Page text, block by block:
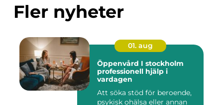
Fler nyheter
01. aug
Öppenvård I stockholm
professionell hjälp i
vardagen
Att söka stöd för beroende,
psykisk ohälsa eller annan